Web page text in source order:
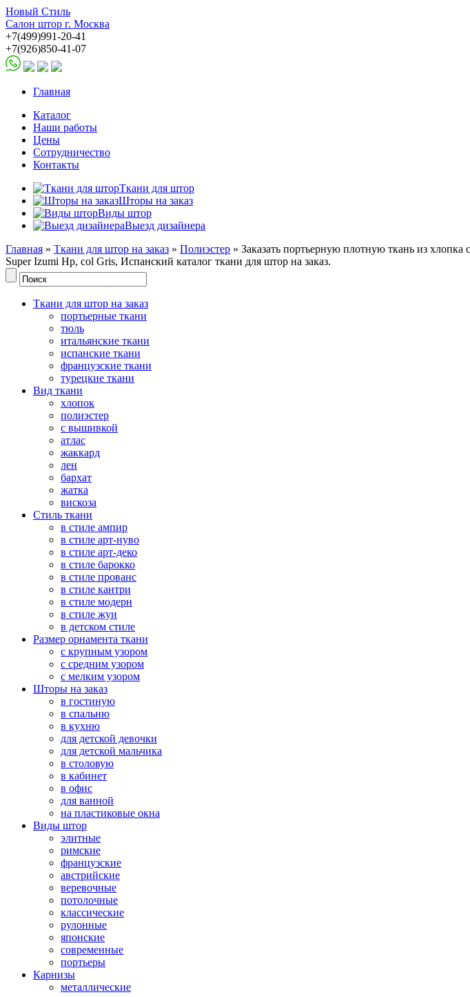
Новый Стиль
Салон штор г. Москва
+7(499)991-20-41
+7(926)850-41-07
Главная
Каталог
Наши работы
Цены
Сотрудничество
Контакты
Ткани для штор
Шторы на заказ
Виды штор
Выезд дизайнера
Главная » Ткани для штор на заказ » Полиэстер » Заказать портьерную плотную ткань из
Super Izumi Hp, col Gris, Испанский каталог ткани для штор на заказ.
Ткани для штор на заказ
портьерные ткани
тюль
итальянские ткани
испанские ткани
французские ткани
турецкие ткани
Вид ткани
хлопок
полиэстер
с вышивкой
атлас
жаккард
лен
бархат
жатка
вискоза
Стиль ткани
в стиле ампир
в стиле арт-нуво
в стиле арт-деко
в стиле барокко
в стиле прованс
в стиле кантри
в стиле модерн
в стиле жуи
в детском стиле
Размер орнамента ткани
с крупным узором
с средним узором
с мелким узором
Шторы на заказ
в гостиную
в спальню
в кухню
для детской девочки
для детской мальчика
в столовую
в кабинет
в офис
для ванной
на пластиковые окна
Виды штор
элитные
римские
французские
австрийские
веревочные
потолочные
классические
рулонные
японские
современные
портьеры
Карнизы
металлические